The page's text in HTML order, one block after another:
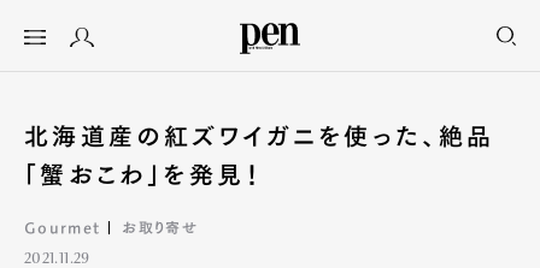
北海道産の紅ズワイガニを使った、絶品
「蟹おこわ」を発見！
Gourmet お取り寄せ
2021.11.29